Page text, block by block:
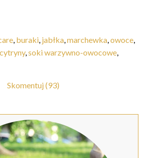
, buraki, jabłka,marchewka,owoce,
,soki warzywno-owocowe,
Skomentuj (93)